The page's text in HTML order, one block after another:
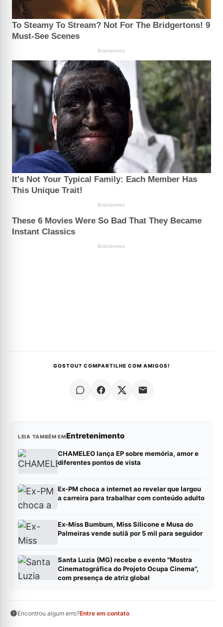
GOSTOU? COMPARTILHE COM AMIGOS!
LEIA TAMBÉM EMEntretenimento
CHAMELEO lança EP sobre memória, amor e
diferentes pontos de vista
Ex-PM choca a internet ao revelar que largou
a carreira para trabalhar com conteúdo adulto
Ex-Miss Bumbum, Miss Silicone e Musa do
Palmeiras vende sutiã por 5 mil para seguidor
Santa Luzia (MG) recebe o evento "Mostra
Cinematográfica do Projeto Ocupa Cinema",
com presença de atriz global
Encontrou algum erro?Entre em contato